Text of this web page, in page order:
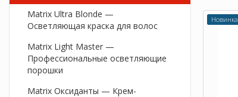
Matrix Ultra Blonde —
Осветляющая краска для волос
Matrix Light Master —
Профессиональные осветляющие
порошки
Matrix Оксиданты — Крем-
Новинка